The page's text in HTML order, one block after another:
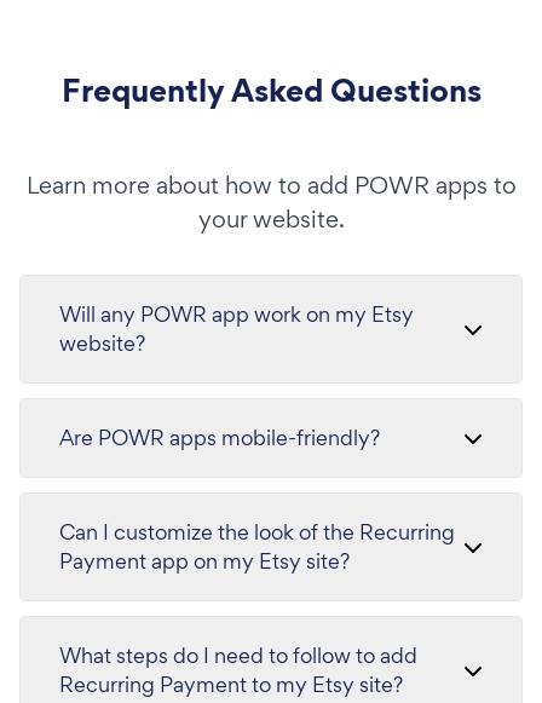
Frequently Asked Questions
Learn more about how to add POWR apps to
your website.
Will any POWR app work on my Etsy
website?
Are POWR apps mobile-friendly?
Can I customize the look of the Recurring
Payment app on my Etsy site?
What steps do I need to follow to add
Recurring Payment to my Etsy site?